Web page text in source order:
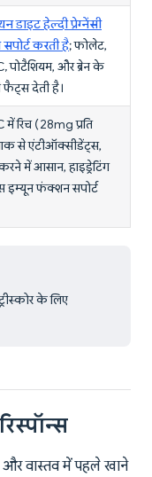
डाइट हेल्दी प्रेग्नेंसी
करती है; फोलेट,
पोटैशियम, और ब्रेन के
फैट्स देती है।
में रिच (28mg प्रति
से एंटीऑक्सीडेंट्स,
में आसान, हाइड्रेटिंग
इम्यून फंक्शन सपोर्ट
के लिए
और वास्तव में पहले खाने